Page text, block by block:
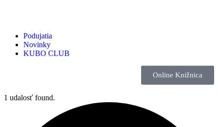
Podujatia
Novinky
KUBO CLUB
Online Knižnica
1 udalosť found.